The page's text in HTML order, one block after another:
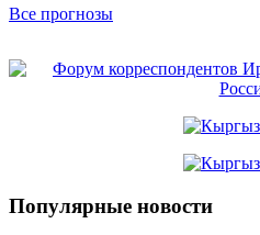
Все прогнозы
Популярные новости